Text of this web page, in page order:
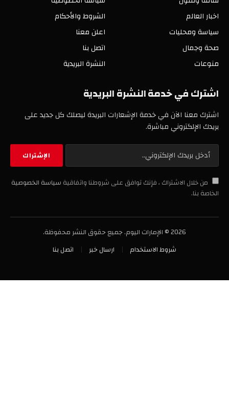
اخبار العالم
سياسة ومحليات
صحة وجمال
منوعات
الشروط والأحكام
اعلن معنا
اتصل بنا
النشرة البريدية
اشترك في خدمة النشرة البريدية
اشترك معنا الآن في خدمة الإشعارات البريدة ليصلك كل جديد على
بريدك الإلكتروني مباشرة.
من خلال الاشتراك ، فإنك توافق على شروطنا واتفاقية سياسة الخصوصية
الخاصة بنا.
2026 © الإمارات اليوم. جميع حقوق النشر محفوظة.
شروط الاستخدام
ارسال خبر اتصل بنا